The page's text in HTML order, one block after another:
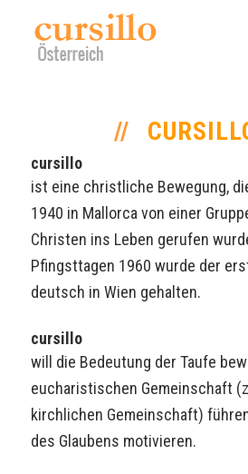
cursillo
ist eine christliche Bewegung,
1940 in Mallorca von einer
Christen ins Leben gerufen
Pfingsttagen 1960 wurde der
deutsch in Wien gehalten.
cursillo
will die Bedeutung der Taufe
eucharistischen Gemeinschaft
kirchlichen Gemeinschaft)
des Glaubens motivieren.